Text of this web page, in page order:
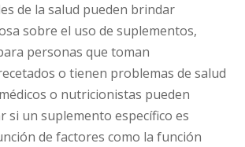
de la salud pueden brindar
sobre el uso de suplementos,
personas que toman
o tienen problemas de salud
o nutricionistas pueden
si un suplemento específico es
de factores como la función